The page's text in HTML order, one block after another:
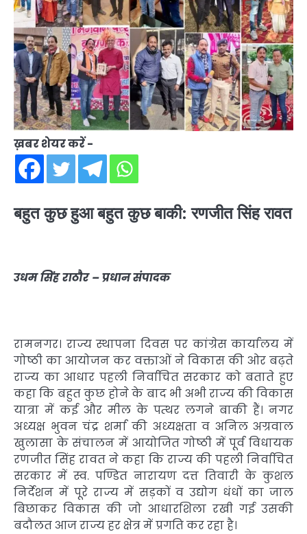
ख़बर शेयर करें -
बहुत कुछ हुआ बहुत कुछ बाकी: रणजीत सिंह रावत
उधम सिंह राठौर – प्रधान संपादक
रामनगर। राज्य स्थापना दिवस पर कांग्रेस कार्यालय में
गोष्ठी का आयोजन कर वक्ताओं ने विकास की ओर बढ़ते
राज्य का आधार पहली निर्वाचित सरकार को बताते हुए
कहा कि बहुत कुछ होने के बाद भी अभी राज्य की विकास
यात्रा में कई और मील के पत्थर लगने बाकी हैं। नगर
अध्यक्ष भुवन चंद्र शर्मा की अध्यक्षता व अनिल अग्रवाल
खुलासा के संचालन में आयोजित गोष्ठी में पूर्व विधायक
रणजीत सिंह रावत ने कहा कि राज्य की पहली निर्वाचित
सरकार में स्व. पण्डित नारायण दत्त तिवारी के कुशल
निर्देशन में पूरे राज्य में सड़कों व उद्योग धंधों का जाल
बिछाकर विकास की जो आधारशिला रखी गई उसकी
बदौलत आज राज्य हर क्षेत्र में प्रगति कर रहा है।